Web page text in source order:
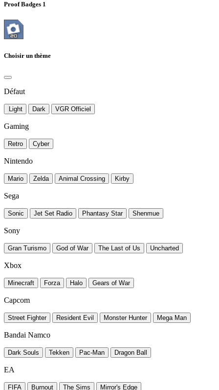
Proof Badges 1
Choisir un thème
Défaut
Light Dark VGR Officiel
Gaming
Retro Cyber
Nintendo
Mario Zelda Animal Crossing Kirby
Sega
Sonic Jet Set Radio Phantasy Star Shenmue
Sony
Gran Turismo God of War The Last of Us Uncharted
Xbox
Minecraft Forza Halo Gears of War
Capcom
Street Fighter Resident Evil Monster Hunter Mega Man
Bandai Namco
Dark Souls Tekken Pac-Man Dragon Ball
EA
FIFA Burnout The Sims Mirror's Edge